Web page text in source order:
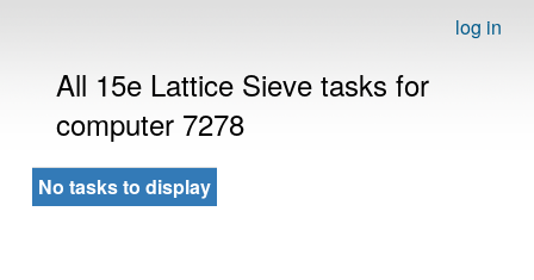
log in
All 15e Lattice Sieve tasks for
computer 7278
No tasks to display